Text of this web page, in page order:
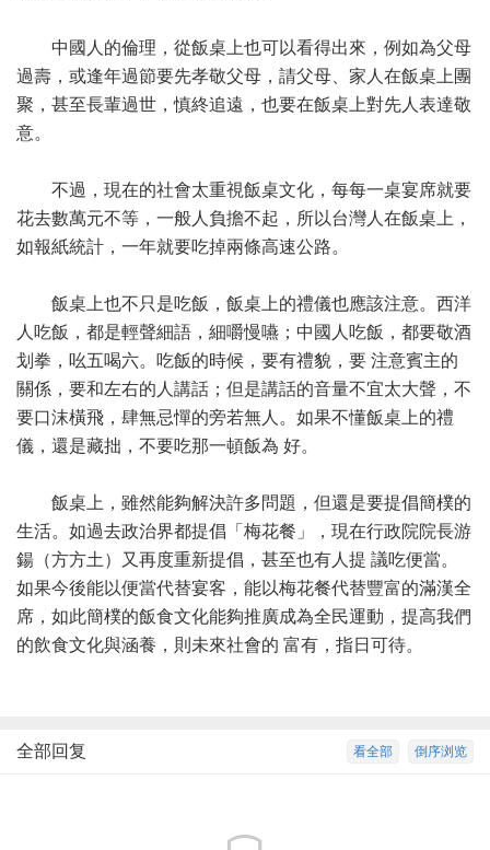
中國人的倫理，從飯桌上也可以看得出來，例如為父母
過壽，或逢年過節要先孝敬父母，請父母、家人在飯桌上團
聚，甚至長輩過世，慎終追遠，也要在飯桌上對先人表達敬
意。
不過，現在的社會太重視飯桌文化，每每一桌宴席就要
花去數萬元不等，一般人負擔不起，所以台灣人在飯桌上，
如報紙統計，一年就要吃掉兩條高速公路。
飯桌上也不只是吃飯，飯桌上的禮儀也應該注意。西洋
人吃飯，都是輕聲細語，細嚼慢嚥；中國人吃飯，都要敬酒
划拳，吆五喝六。吃飯的時候，要有禮貌，要 注意賓主的
關係，要和左右的人講話；但是講話的音量不宜太大聲，不
要口沫橫飛，肆無忌憚的旁若無人。如果不懂飯桌上的禮
儀，還是藏拙，不要吃那一頓飯為 好。
飯桌上，雖然能夠解決許多問題，但還是要提倡簡樸的
生活。如過去政治界都提倡「梅花餐」，現在行政院院長游
鍚（方方土）又再度重新提倡，甚至也有人提 議吃便當。
如果今後能以便當代替宴客，能以梅花餐代替豐富的滿漢全
席，如此簡樸的飯食文化能夠推廣成為全民運動，提高我們
的飲食文化與涵養，則未來社會的 富有，指日可待。
倒序浏览
看全部
全部回复